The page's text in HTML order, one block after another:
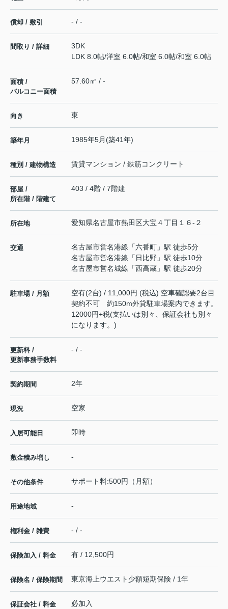
償却 / 敷引 - / -
間取り / 詳細
3DK
LDK 8.0帖/洋室 6.0帖/和室 6.0帖/和室 6.0帖
面積 /
バルコニー面積
57.60㎡ / -
向き 東
築年月 1985年5月(築41年)
種別 / 建物構造 賃貸マンション / 鉄筋コンクリート
部屋 /
所在階 / 階建て
403 / 4階 / 7階建
所在地 愛知県名古屋市熱田区大宝 ４丁目１６-２
交通 名古屋市営名港線 「六番町 」駅 徒歩5分
名古屋市営名港線 「 日比野 」駅 徒歩10分
名古屋市営名城線 「西高蔵 」駅 徒歩20分
駐車場 / 月額
空有(2台) / 11,000円 (税込) 空車確認要2台目
契約不可 約150m外貸駐車場案内できます。
12000円+税(支払いは別々、保証会社も別々
になります。)
更新料 /
更新事務手数料
- / -
契約期間 2年
現況 空家
入居可能日 即時
敷金積み増し -
その他条件 サポート料:500円（月額）
用途地域 -
権利金 / 雑費 - / -
保険加入 / 料金 有 / 12,500円
保険名 / 保険期間 東京海上ウエスト少額短期保険 / 1年
保証会社 / 料金
必加入